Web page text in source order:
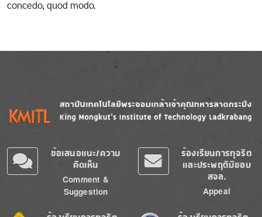
concedo, quod modo.
Image
ข้อเสนอแนะ/ความ
คิดเห็น
Comment &
Suggestion
ร้องเรียนการทุจริต
และประพฤติมิชอบ
สจล.
Appeal